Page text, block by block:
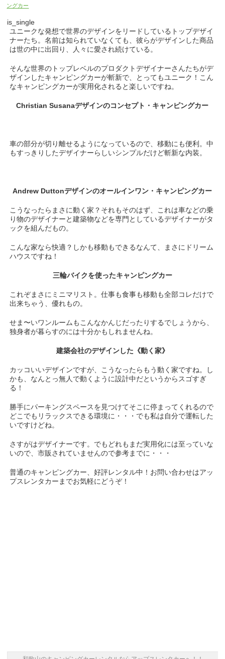
ングカー
is_single
ユニークな発想で世界のデザインをリードしているトップデザイ
ナーたち。名前は知られていなくても、彼らがデザインした商品
は世の中に出回り、人々に愛され続けている。
そんな世界のトップレベルのプロダクトデザイナーさんたちがデ
ザインしたキャンピングカーが斬新で、とってもユニーク！こん
なキャンピングカーが実用化されると楽しいですね。
Christian Susanaデザインのコンセプト・キャンピングカー
車の部分が切り離せるようになっているので、移動にも便利。中
もすっきりしたデザイナーらしいシンプルだけど斬新な内装。
Andrew Duttonデザインのオールインワン・キャンピングカー
こうなったらまさに動く家？それもそのはず、これは車などの乗
り物のデザイナーと建築物などを専門としているデザイナーがタ
ックを組んだもの。
こんな家なら快適？しかも移動もできるなんて、まさにドリーム
ハウスですね！
三輪バイクを使ったキャンピングカー
これぞまさにミニマリスト。仕事も食事も移動も全部コレだけで
出来ちゃう、優れもの。
せま〜いワンルームもこんなかんじだったりするでしょうから、
独身者が暮らすのには十分かもしれませんね。
建築会社のデザインした《動く家》
カッコいいデザインですが、こうなったらもう動く家ですね。し
かも、なんとっ無人で動くように設計中だというからスゴすぎ
る！
勝手にパーキングスペースを見つけてそこに停まってくれるので
どこでもリラックスできる環境に・・・でも私は自分で運転した
いですけどね。
さすがはデザイナーです。でもどれもまだ実用化には至っていな
いので、市販されていませんので参考までに・・・
普通のキャンピングカー、好評レンタル中！お問い合わせはアッ
プスレンタカーまでお気軽にどうぞ！